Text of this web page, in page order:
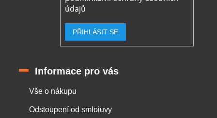
údajů
PŘIHLÁSIT SE
Informace pro vás
Vše o nákupu
Odstoupení od smloiuvy